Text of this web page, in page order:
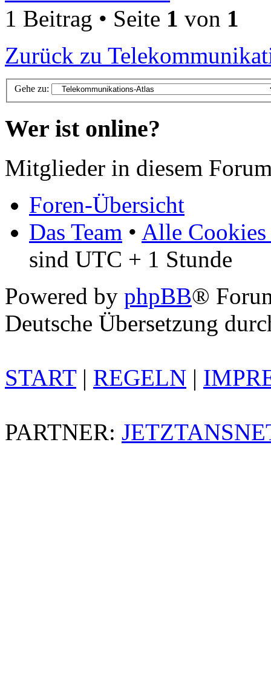
1 Beitrag • Seite 1 von 1
Zurück zu
Gehe zu:
Wer ist online?
Mitglieder in diesem
Foren-Übersicht
Das Team • Alle Cookies
sind UTC + 1 Stunde
Powered by phpBB®
Deutsche Übersetzung
START| REGELN |
PARTNER: